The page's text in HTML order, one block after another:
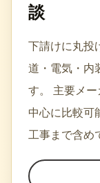
談
下請けに丸投
道・電気・内
す。
主要メ
中心に比較可
工事まで含め